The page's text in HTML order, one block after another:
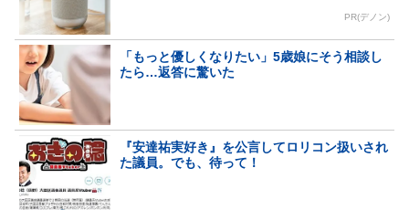
PR(デノン)
「もっと優しくなりたい」5歳娘にそう相談し
たら…返答に驚いた
『安達祐実好き』を公言してロリコン扱いされ
た議員。でも、待って！